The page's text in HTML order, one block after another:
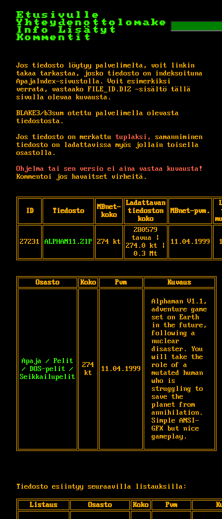
Etusivulle
Yhteydenottolomake
Info
Lisätyt
Kommentit
Jos tiedosto löytyy palvelimelta, voit linkin
takaa tarkastaa, josko tiedosto on indeksoituna
ApajaIndex-sivustolla. Voit esimerkiksi
verrata, vastaako FILE_ID.DIZ -sisältö tällä
sivulla olevaa kuvausta.
BLAKE3/b3sum otettu palvelimella olevasta
tiedostosta.
Jos tiedosto on merkattu tuplaksi,
samanniminen
tiedosto on ladattavissa myös jollain toisella
osastolla.
Ohjelma tai sen versio ei aina vastaa kuvausta!
Kommentoi jos havaitset virheitä.
ID Tiedosto
MBnet-
koko
Ladattavan
tiedoston
koko
MBnet-pvm.
27231 ALPHAM11.ZIP 274 kt
280579
tavua |
274.0 kt |
0.3 Mt
11.04.1999
Osasto Koko Pvm Kuvaus
Apaja / Pelit
/ DOS-pelit /
Seikkailupelit
274
kt
11.04.1999
Alphaman V1.1,
adventure game
set on Earth
in the future,
following a
nuclear
disaster. You
will take the
role of a
mutated human
who is
struggling to
save the
planet from
annihilation.
Simple ANSI-
GFX but nice
gameplay.
Tiedosto esiintyy seuraavilla listauksilla:
Listaus Osasto Koko Pvm